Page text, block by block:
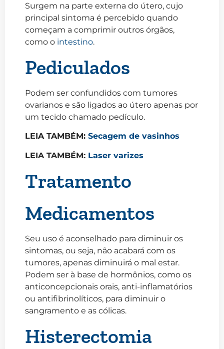
Surgem na parte externa do útero, cujo
principal sintoma é percebido quando
começam a comprimir outros órgãos,
como o intestino.
Pediculados
Podem ser confundidos com tumores
ovarianos e são ligados ao útero apenas por
um tecido chamado pedículo.
LEIA TAMBÉM: Secagem de vasinhos
LEIA TAMBÉM: Laser varizes
Tratamento
Medicamentos
Seu uso é aconselhado para diminuir os
sintomas, ou seja, não acabará com os
tumores, apenas diminuirá o mal estar.
Podem ser à base de hormônios, como os
anticoncepcionais orais, anti-inflamatórios
ou antifibrinolíticos, para diminuir o
sangramento e as cólicas.
Histerectomia